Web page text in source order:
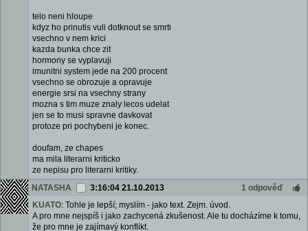
telo neni hloupe
kdyz ho prinutis vuli dotknout se smrti
vsechno v nem krici
kazda bunka chce zit
hormony se vyplavuji
imunitni system jede na 200 procent
vsechno se obrozuje a opravuje
energie srsi na vsechny strany
mozna s tim muze znaly lecos udelat
jen se to musi spravne davkovat
protoze pri pochybeni je konec.
doufam, ze chapes
ma mila literarni kriticko
ze nepisu pro literarni kritiky.
NATASHA
3:16:04 21.10.2013
1 odpověď
KUATO: Tohle je lepší; myslím - jako text. Zejm. úvod.
A pro mne nejspíš i jako zachycená zkušenost. Ale tu docházíme k tomu,
že pro mne je zajímavý konflikt.